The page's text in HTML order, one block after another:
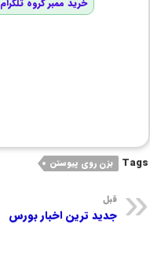
خرید ممبر گروه تلگرام
Tags بزن روی پیوستن
قبل
جدید ترین اخبار بورس